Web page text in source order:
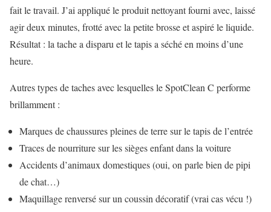
fait le travail. J’ai appliqué le produit nettoyant fourni avec, laissé
agir deux minutes, frotté avec la petite brosse et aspiré le liquide.
Résultat : la tache a disparu et le tapis a séché en moins d’une
heure.
Autres types de taches avec lesquelles le SpotClean C performe
brillamment :
Marques de chaussures pleines de terre sur le tapis de l’entrée
Traces de nourriture sur les sièges enfant dans la voiture
Accidents d’animaux domestiques (oui, on parle bien de pipi
de chat…)
Maquillage renversé sur un coussin décoratif (vrai cas vécu !)